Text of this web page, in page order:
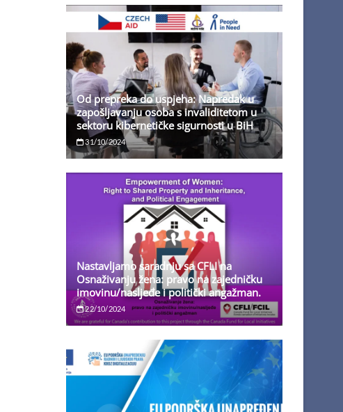
Od prepreka do uspjeha: Napredak u
zapošljavanju osoba s invaliditetom u
sektoru kibernetičke sigurnosti u BiH
31/10/2024
Nastavljamo saradnju sa CFLI na
Osnaživanju žena: pravo na zajedničku
imovinu/nasljeđe i politički angažman.
22/10/2024